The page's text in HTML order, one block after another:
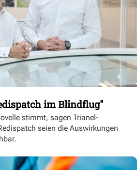
im Blindflug"
stimmt, sagen Trianel-
seien die Auswirkungen